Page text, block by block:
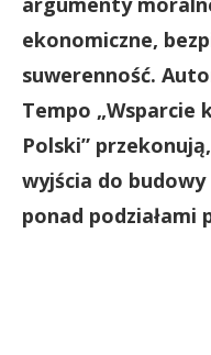
ekonomiczne,
suwerenność.
Tempo „Wsparcie
Polski”
wyjścia do
ponad podziałami